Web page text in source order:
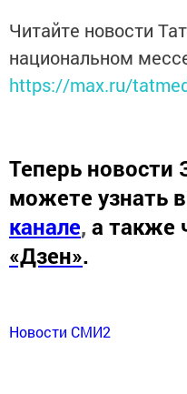
Читайте новости
национальном
https://max.ru/
Теперь новости
можете узнать
канале, а также
«Дзен».
Новости СМИ2